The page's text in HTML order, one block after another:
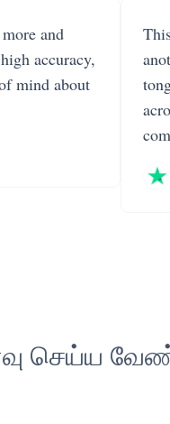
and
accuracy,
mind about
செய்ய